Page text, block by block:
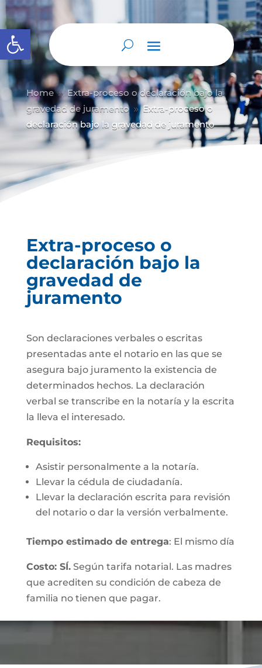
Abrir barra de herramientas
Home 9 Extra-proceso o declaración bajo la
gravedad de juramento 9 Extra-proceso o
declaración bajo la gravedad de juramento
Extra-proceso o
declaración bajo la
gravedad de
juramento
Son declaraciones verbales o escritas
presentadas ante el notario en las que se
asegura bajo juramento la existencia de
determinados hechos. La declaración
verbal se transcribe en la notaría y la escrita
la lleva el interesado.
Requisitos:
Asistir personalmente a la notaría.
Llevar la cédula de ciudadanía.
Llevar la declaración escrita para revisión
del notario o dar la versión verbalmente.
Tiempo estimado de entrega: El mismo día
Costo: SÍ.Según tarifa notarial. Las madres
que acrediten su condición de cabeza de
familia no tienen que pagar.